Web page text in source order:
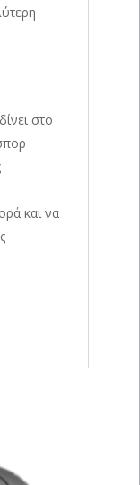
στο
και να